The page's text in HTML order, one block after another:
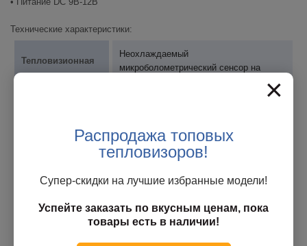
Технические характеристики:
Тепловизионная
матрица
Неохлаждаемый
микроболометрический сенсор на
< 40мк(@25°C,F#=1.0)
Разрешение
×
Распродажа топовых
тепловизоров!
Супер-скидки на лучшие избранные модели!
Успейте заказать по вкусным ценам, пока
товары есть в наличии!